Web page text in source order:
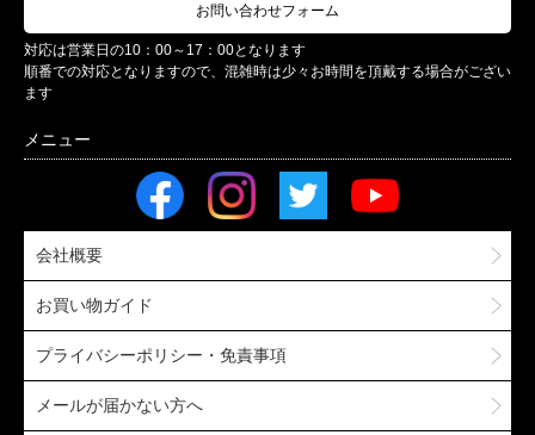
お問い合わせフォーム
対応は営業日の10：00～17：00となります
順番での対応となりますので、混雑時は少々お時間を頂戴する場合がござい
ます
会社概要
お買い物ガイド
プライバシーポリシー・免責事項
メールが届かない方へ